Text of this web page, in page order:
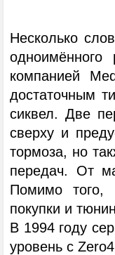
Несколько
компанией
достаточным
сиквел. Две
сверху и
тормоза, но
передач. От
Помимо того,
покупки и
В 1994 году
уровень с